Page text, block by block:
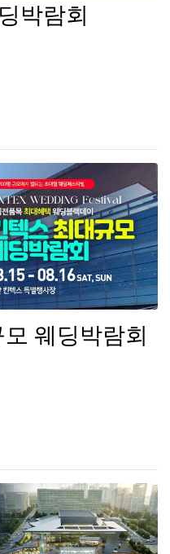
박람회
웨딩박람회